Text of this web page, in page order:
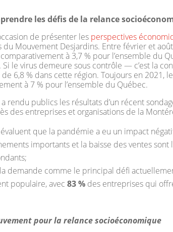
les défis de la relance
de présenter les perspectives
Mouvement Desjardins. Entre février et
à 3,7 % pour l’ensemble du
le virus demeure sous contrôle — c’est la
6,8 % dans cette région. Toujours en 2021,
à 7 % pour l’ensemble du Québec.
a rendu publics les résultats d’un récent
des entreprises et organisations de la
que la pandémie a eu un impact
importants et la baisse des ventes
demande comme le principal défi
populaire, avec 83 %des entreprises qui
pour la relance socioéconomique